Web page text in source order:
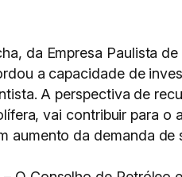
da Empresa Paulista
a capacidade de
A perspectiva de
vai contribuir para o
aumento da demanda de